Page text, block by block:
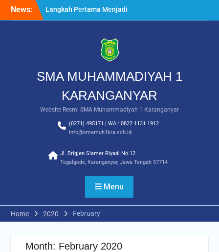
News:
Langkah Pertama Menjadi
Generasi Berkarakter,
Muhammadiyah 1
Karanganyar Dimulai
Kebangsaan
Saat Fajar Menyapa
Angkatan Baru, SMA
Muhammadiyah 1
Karanganyar Gelar
Awalussanah Penuh Makna
Rekapitulasi Realisasi
2026
SMA MUHAMMADIYAH 1
KARANGANYAR
Website Resmi SMA Muhammadiyah 1 Karanganyar
(0271) 495171 | WA : 0822 1131 1912
info@smamuh1kra.sch.id
Jl. Brigjen Slamet Riyadi No.12
Tegalgede, Karanganyar, Jawa Tengah 57714
Menu
Home 2020 February
Month: February 2020